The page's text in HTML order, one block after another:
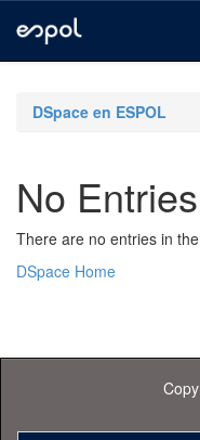
navigationDSpace en ESPOL
No
There are no entries in
DSpace Home